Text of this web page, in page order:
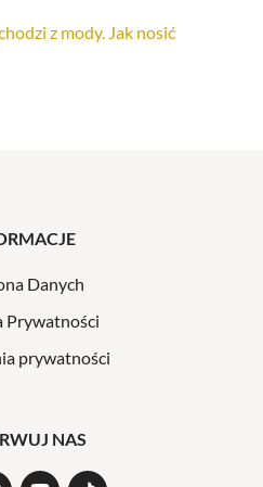
z mody. Jak nosić
Danych
Prywatności
prywatności
NAS